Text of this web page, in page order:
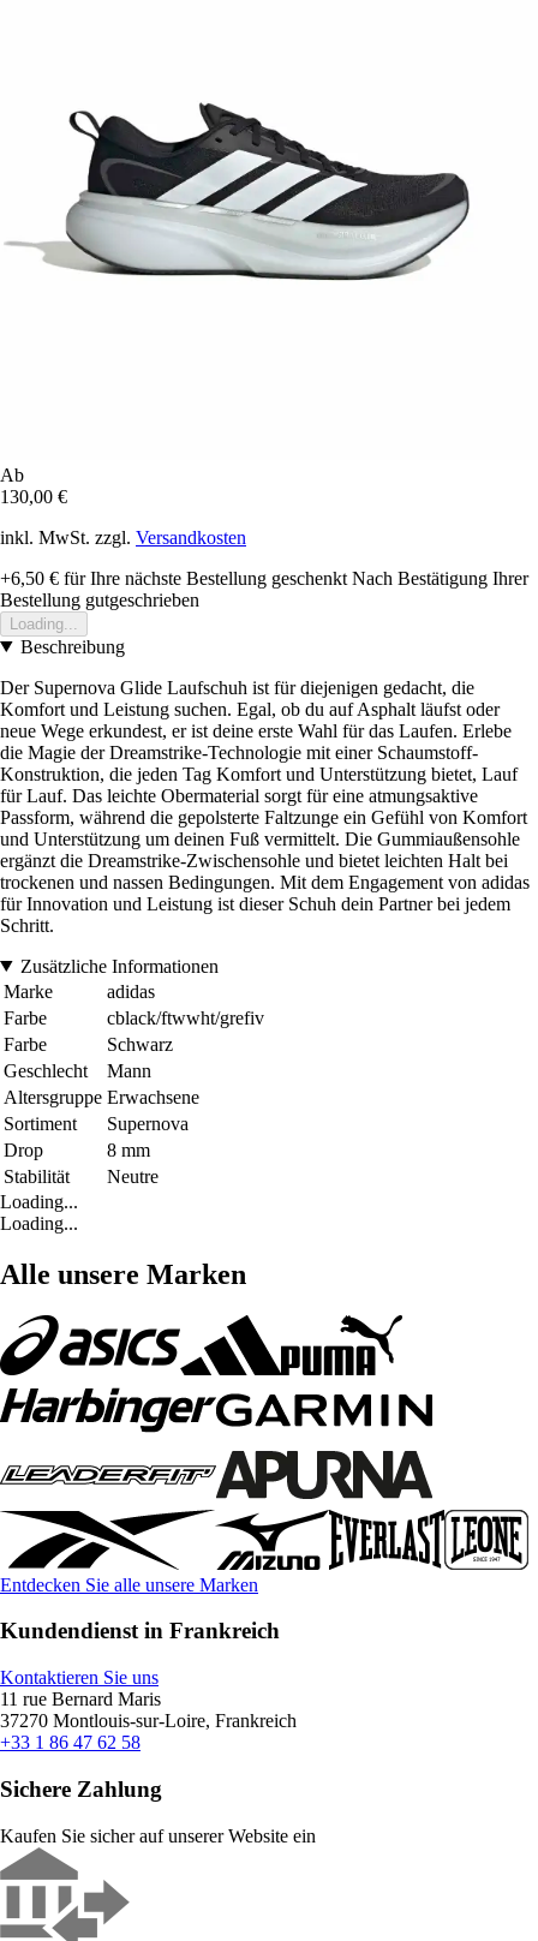
Ab
130,00 €
inkl. MwSt. zzgl. Versandkosten
+6,50 € für Ihre nächste Bestellung geschenkt Nach Bestätigung Ihrer
Bestellung gutgeschrieben
Loading...
Beschreibung
Der Supernova Glide Laufschuh ist für diejenigen gedacht, die
Komfort und Leistung suchen. Egal, ob du auf Asphalt läufst oder
neue Wege erkundest, er ist deine erste Wahl für das Laufen. Erlebe
die Magie der Dreamstrike-Technologie mit einer Schaumstoff-
Konstruktion, die jeden Tag Komfort und Unterstützung bietet, Lauf
für Lauf. Das leichte Obermaterial sorgt für eine atmungsaktive
Passform, während die gepolsterte Faltzunge ein Gefühl von Komfort
und Unterstützung um deinen Fuß vermittelt. Die Gummiaußensohle
ergänzt die Dreamstrike-Zwischensohle und bietet leichten Halt bei
trockenen und nassen Bedingungen. Mit dem Engagement von adidas
für Innovation und Leistung ist dieser Schuh dein Partner bei jedem
Schritt.
Zusätzliche Informationen
Marke
adidas
Farbe
cblack/ftwwht/grefiv
Farbe
Schwarz
Geschlecht
Mann
Altersgruppe Erwachsene
Sortiment
Supernova
Drop
8 mm
Stabilität
Neutre
Loading...
Loading...
Alle unsere Marken
Entdecken Sie alle unsere Marken
Kundendienst in Frankreich
Kontaktieren Sie uns
11 rue Bernard Maris
37270 Montlouis-sur-Loire, Frankreich
+33 1 86 47 62 58
Sichere Zahlung
Kaufen Sie sicher auf unserer Website ein